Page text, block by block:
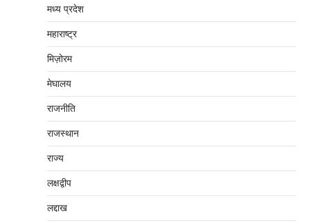
मध्‍य प्रदेश
महाराष्‍ट्र
मिज़ोरम
मेघालय
राजनीति
राजस्थान
राज्य
लक्षद्वीप
लद्दाख